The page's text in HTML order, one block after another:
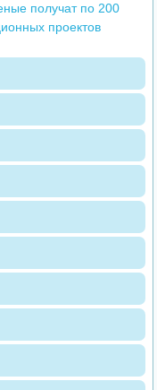
получат по 200
проектов